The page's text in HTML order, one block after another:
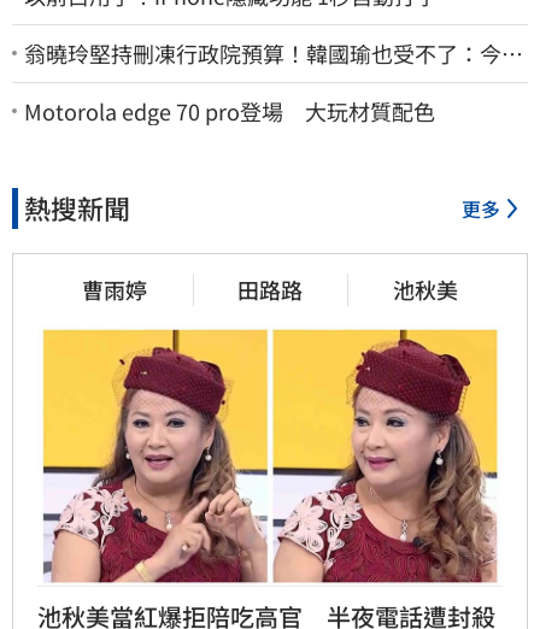
翁曉玲堅持刪凍行政院預算！韓國瑜也受不了：今年
剩4個月你思考一下
Motorola edge 70 pro登場 大玩材質配色
熱搜新聞 更多
曹雨婷 田路路 池秋美
池秋美當紅爆拒陪吃高官　半夜電話遭封殺